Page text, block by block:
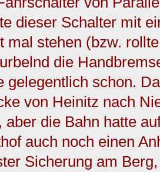
dieser Schalter mit
mal stehen (bzw.
die
gelegentlich schon.
von Heinitz nach
aber die Bahn hatte
auch noch einen
Sicherung am